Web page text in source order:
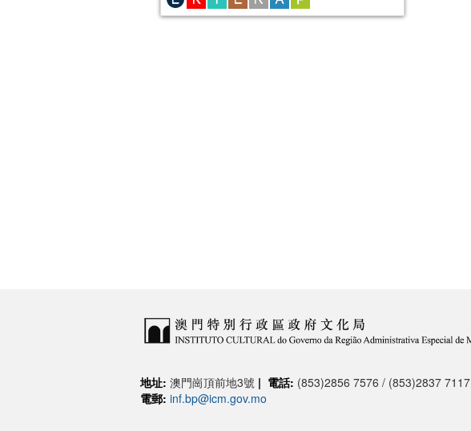
地址: 澳門崗頂前地3號 | 電話: (853)2856 7576 / (853)2837 7117
電郵: inf.bp@icm.gov.mo